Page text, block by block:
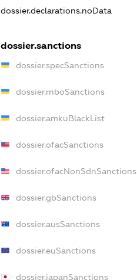
dossier.declarations.noData
dossier.sanctions
dossier.specSanctions
dossier.rnboSanctions
dossier.amkuBlackList
dossier.ofacSanctions
dossier.ofacNonSdnSanctions
dossier.gbSanctions
dossier.ausSanctions
dossier.euSanctions
dossier.japanSanctions